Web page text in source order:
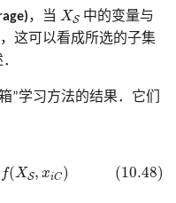
，当XS
XS
中的变量与
这可以看成所选的子集
”学习方法的结果．它们
f(XS, xiC) (10.48)